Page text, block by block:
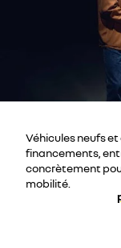
Véhicules neufs
financements,
concrètement
mobilité.